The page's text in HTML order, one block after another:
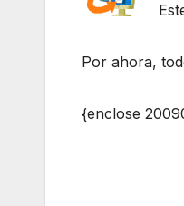
Por ahora,
{enclose